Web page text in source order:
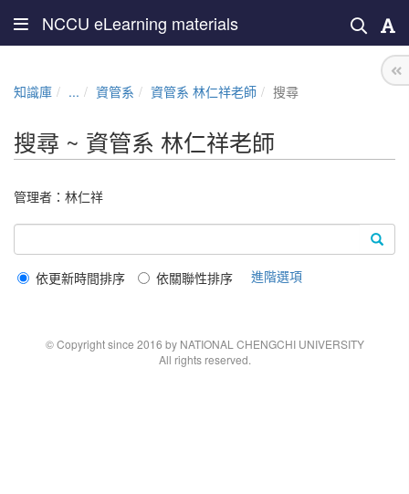
NCCU eLearning materials
知識庫 ... 資管系 資管系 林仁祥老師 搜尋
搜尋 ~ 資管系 林仁祥老師
管理者： 林仁祥
依更新時間排序 依關聯性排序 進階選項
© Copyright since 2016 by NATIONAL CHENGCHI UNIVERSITY
All rights reserved.